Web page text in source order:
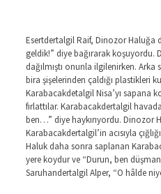
Esertdertalgil Raif, Dinozor Haluğa
geldik!” diye bağırarak koşuyordu.
dağılmıştı onunla ilgilenirken.
bira şişelerinden çaldığı plastikleri
Karabacakdetalgil Nisa’yı sapana
fırlattılar. Karabacakdertalgil
ben…” diye haykırıyordu. Dinozor
Karabacakdertalgil’in acısıyla
Haluk daha sonra saplanan
yere koydur ve “Durun, ben
Saruhandertalgil Alper, “O hâlde